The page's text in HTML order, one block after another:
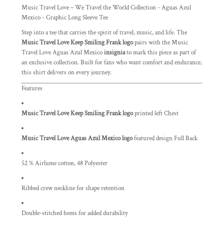
Music Travel Love – We Travel the World Collection - Aguas Azul
Mexico - Graphic Long Sleeve Tee
Step into a tee that carries the spirit of travel, music, and life. The
Music Travel Love Keep Smiling Frank logopairs with the Music
Travel Love Aguas Azul Mexicoinsigniato mark this piece as part of
an exclusive collection. Built for fans who want comfort and endurance,
this shirt delivers on every journey.
Features
Music Travel Love Keep Smiling Frank logoprinted left Chest
Music Travel Love Aguas Azul Mexico logofeatured design Full Back
52 % Airlume cotton, 48 Polyester
Ribbed crew neckline for shape retention
Double-stitched hems for added durability